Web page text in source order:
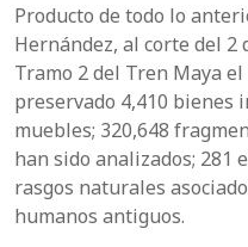
Producto de todo lo
Hernández, al corte del 2
Tramo 2 del Tren Maya
preservado 4,410 bienes
muebles; 320,648
han sido analizados; 281
rasgos naturales
humanos antiguos.